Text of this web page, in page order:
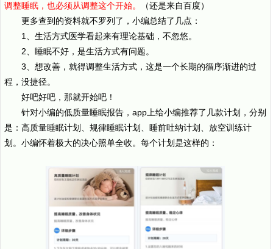
调整睡眠，也必须从调整这个开始。
（还是来自百度）
更多查到的资料就不罗列了，小编总结了几点：
1、生活方式医学看起来有理论基础，不忽悠。
2、睡眠不好，是生活方式有问题。
3、想改善，就得调整生活方式，这是一个长期的循序渐进的过
程，没捷径。
好吧好吧，那就开始吧！
针对小编的低质量睡眠报告，app上给小编推荐了几款计划，分别
是：高质量睡眠计划、规律睡眠计划、睡前吐纳计划、放空训练计
划。小编怀着极大的决心照单全收。每个计划是这样的：